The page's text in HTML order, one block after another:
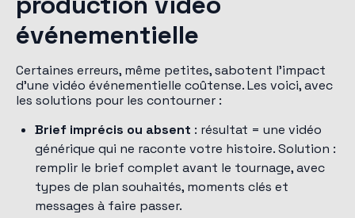
événementielle
Certaines erreurs, même petites, sabotent l'impact
d'une vidéo événementielle coûtense. Les voici, avec
les solutions pour les contourner :
Brief imprécis ou absent : résultat = une vidéo
générique qui ne raconte votre histoire. Solution :
remplir le brief complet avant le tournage, avec
types de plan souhaités, moments clés et
messages à faire passer.